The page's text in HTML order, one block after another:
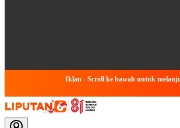
Iklan - Scroll ke bawah untuk